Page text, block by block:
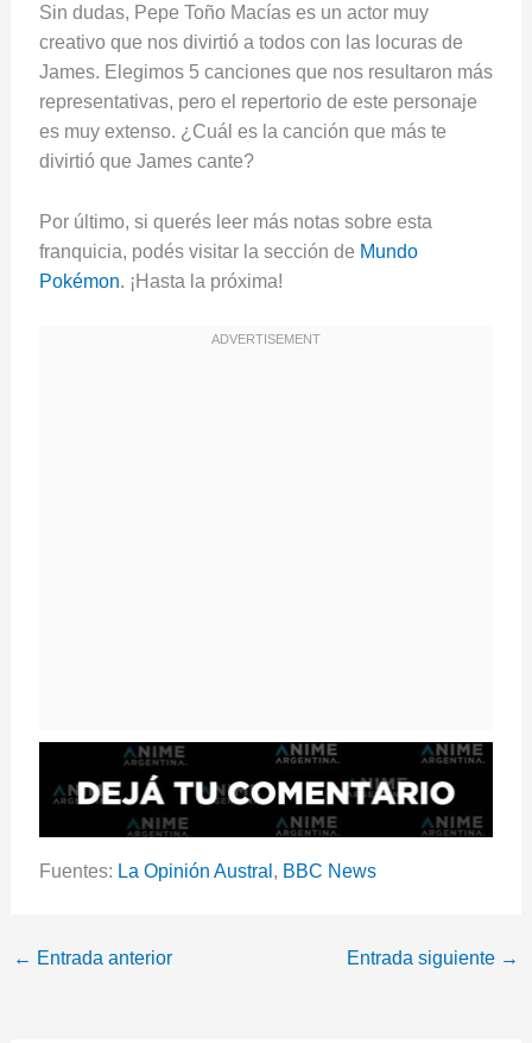
Sin dudas, Pepe Toño Macías es un actor muy
creativo que nos divirtió a todos con las locuras de
James. Elegimos 5 canciones que nos resultaron más
representativas, pero el repertorio de este personaje
es muy extenso. ¿Cuál es la canción que más te
divirtió que James cante?
Por último, si querés leer más notas sobre esta
franquicia, podés visitar la sección de Mundo
Pokémon. ¡Hasta la próxima!
Fuentes: La Opinión Austral , BBC News
← Entrada anterior Entrada siguiente →